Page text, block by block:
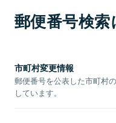
郵便番号検
市町村変更情報
郵便番号を公表した市町村
しています。